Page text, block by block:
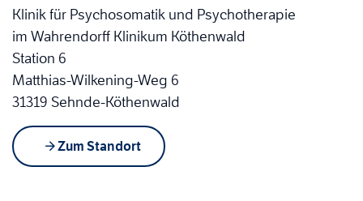
Klinik für Psychosomatik und Psychotherapie
im Wahrendorff Klinikum Köthenwald
Station 6
Matthias-Wilkening-Weg 6
31319 Sehnde-Köthenwald
Zum Standort